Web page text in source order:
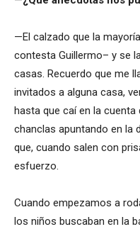
—El calzado que la
contesta Guillermo– y se
casas. Recuerdo que me
invitados a alguna casa,
hasta que caí en la cuenta
chanclas apuntando en la
que, cuando salen con
esfuerzo.
Cuando empezamos a
los niños buscaban en la